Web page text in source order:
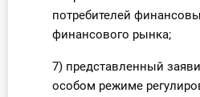
потребителей
финансового рынка;
7) представленный
особом режиме